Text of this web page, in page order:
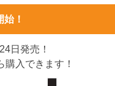
！
日発売！
購入できます！